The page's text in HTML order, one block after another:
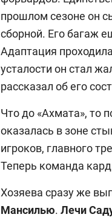
прошлом сезоне он
сборной. Его багаж
Адаптация
усталости он стал
рассказал об его
Что до «Ахмата», то
оказалась в зоне
игроков, главного
Теперь команда
Хозяева сразу же
Мансилью. Лечи